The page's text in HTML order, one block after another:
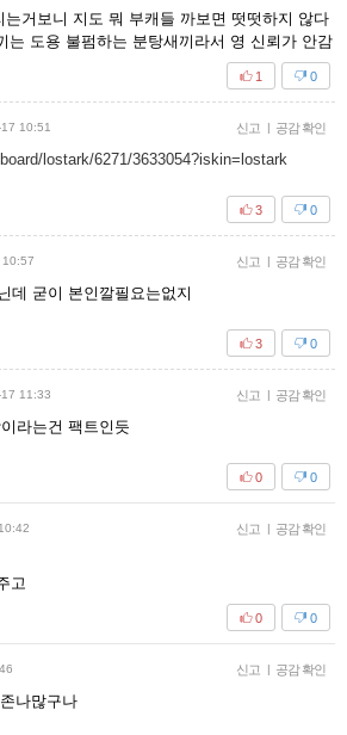
는거보니 지도 뭐 부캐들 까보면 떳떳하지 않다
는 도용 불펌하는 분탕새끼라서 영 신뢰가 안감
0
1
10:51 신고 | 공감 확인
lostark/6271/3633054?iskin=lostark
0
3
신고 | 공감 확인
데 굳이 본인깔필요는없지
0
3
11:33 신고 | 공감 확인
라는건 팩트인듯
0
0
신고 | 공감 확인
고
0
0
신고 | 공감 확인
나많구나